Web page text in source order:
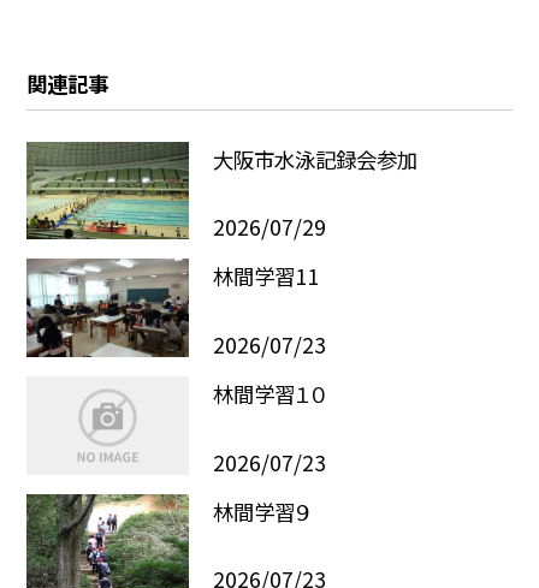
関連記事
大阪市水泳記録会参加
2026/07/29
林間学習11
2026/07/23
林間学習１０
2026/07/23
林間学習９
2026/07/23